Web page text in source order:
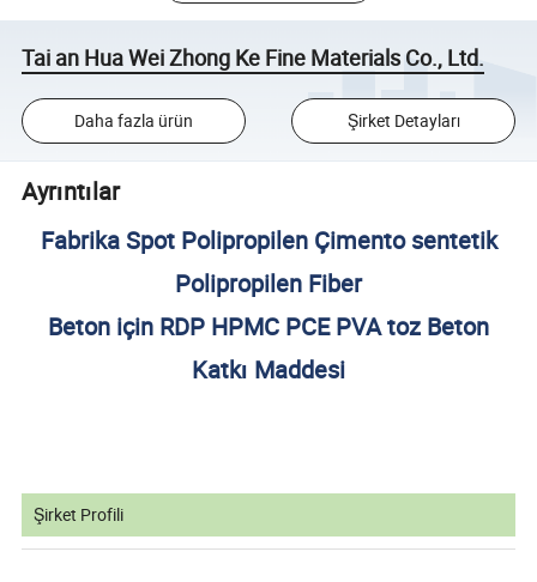
Tai an Hua Wei Zhong Ke Fine Materials Co., Ltd.
Daha fazla ürün Şirket Detayları
Ayrıntılar
Fabrika Spot Polipropilen Çimento sentetik
Polipropilen Fiber
Beton için RDP HPMC PCE PVA toz Beton
Katkı Maddesi
Şirket Profili